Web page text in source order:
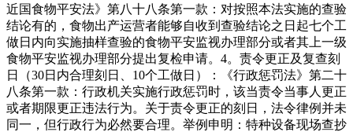
近国食物平安法》第八十八条第一款：对按照本法实施的查验
结论有的，食物出产运营者能够自收到查验结论之日起七个工
做日内向实施抽样查验的食物平安监视办理部分或者其上一级
食物平安监视办理部分提出复检申请。4。责令更正及复查刻
日（30日内合理刻日、10个工做日）：《行政惩罚法》第二十
八条第一款：行政机关实施行政惩罚时，该当责令当事人更正
或者期限更正违法行为。关于责令更正的刻日，法令律例并未
同一，但行政行为必然要合理。举例申明：特种设备现场查抄